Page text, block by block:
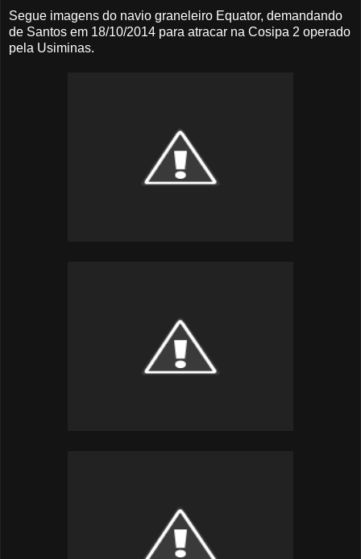
Segue imagens do navio graneleiro Equator, demandando
de Santos em 18/10/2014 para atracar na Cosipa 2 operado
pela Usiminas.